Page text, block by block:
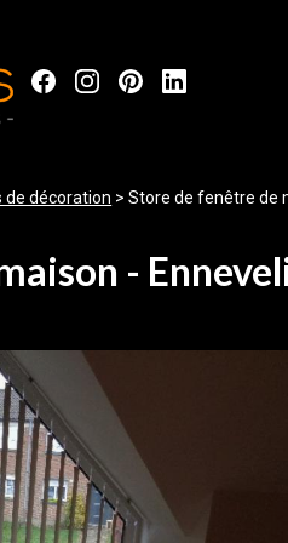
de décoration >Store de fenêtre de
-